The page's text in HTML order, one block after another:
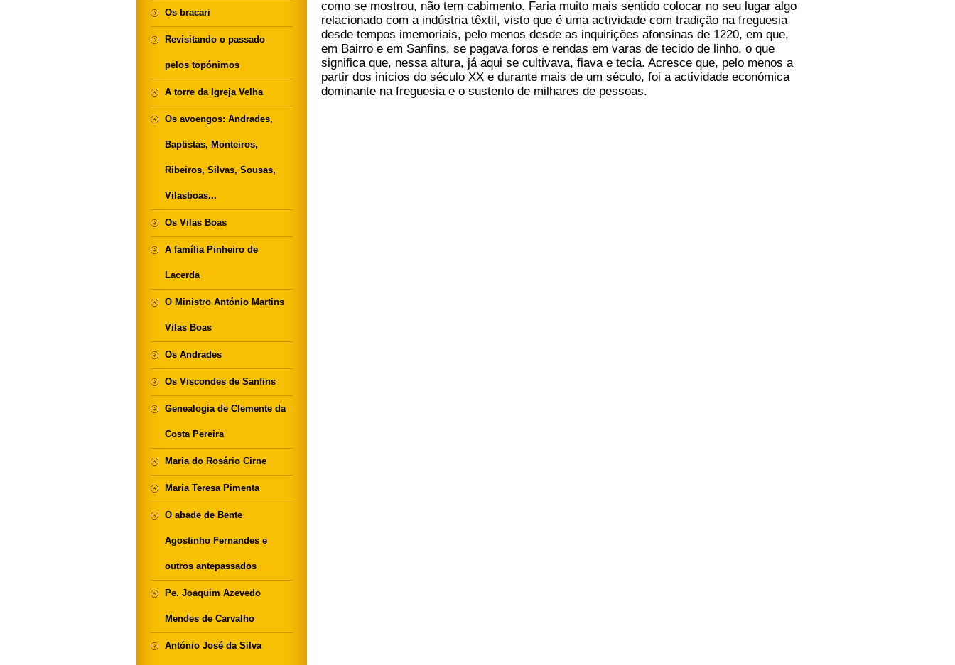
como se mostrou, não tem cabimento. Faria muito mais sentido colocar no seu lugar algo
relacionado com a indústria têxtil, visto que é uma actividade com tradição na freguesia
desde tempos imemoriais, pelo menos desde as inquirições afonsinas de 1220, em que,
em Bairro e em Sanfins, se pagava foros e rendas em varas de tecido de linho, o que
significa que, nessa altura, já aqui se cultivava, fiava e tecia. Acresce que, pelo menos a
partir dos inícios do século XX e durante mais de um século, foi a actividade económica
dominante na freguesia e o sustento de milhares de pessoas.
Os bracari
Revisitando o passado
pelos topónimos
A torre da Igreja Velha
Os avoengos: Andrades,
Baptistas, Monteiros,
Ribeiros, Silvas, Sousas,
Vilasboas...
Os Vilas Boas
A família Pinheiro de
Lacerda
O Ministro António Martins
Vilas Boas
Os Andrades
Os Viscondes de Sanfins
Genealogia de Clemente da
Costa Pereira
Maria do Rosário Cirne
Maria Teresa Pimenta
O abade de Bente
Agostinho Fernandes e
outros antepassados
Pe. Joaquim Azevedo
Mendes de Carvalho
António José da Silva